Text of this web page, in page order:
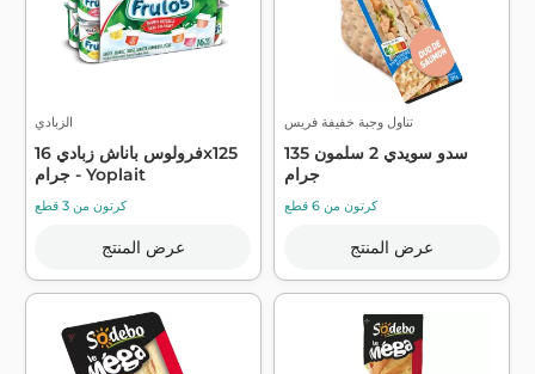
الزبادي
فرولوس باناش زبادي 16x125
جرام - Yoplait
كرتون من 3 قطع
عرض المنتج
تناول وجبة خفيفة فريس
سدو سويدي 2 سلمون 135
جرام
كرتون من 6 قطع
عرض المنتج